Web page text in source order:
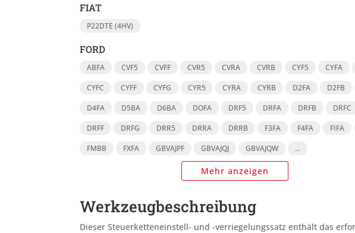
FIAT
P22DTE (4HV)
FORD
ABFA CVF5 CVFF CVR5 CVRA CVRB CYF5 CYFA
CYFC
CYFF CYFG CYR5 CYRA CYRB D2FA D2FB
D4FA
D5BA D6BA DOFA DRF5 DRFA DRFB
DRFC
DRFF
DRFG DRR5 DRRA DRRB F3FA F4FA FIFA
FMBB
FXFA GBVAJPF GBVAJQJ GBVAJQW ...
Mehr anzeigen
Werkzeugbeschreibung
Dieser Steuerketteneinstell- und -verriegelungssatz enthält das